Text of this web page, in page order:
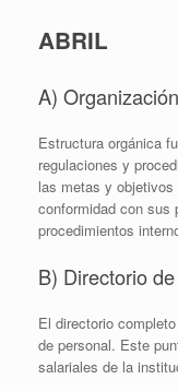
ABRIL
A)
Estructura orgánica
regulaciones y
las metas y
conformidad con sus
procedimientos
B) Directorio
El directorio
de personal. Este
salariales de la